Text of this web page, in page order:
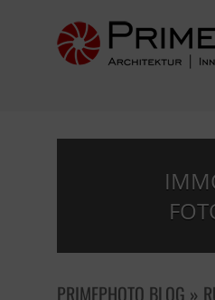
PRIMEPHOTO BLOG »